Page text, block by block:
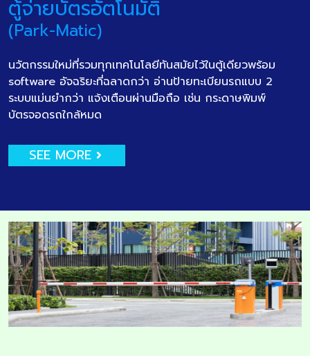
ตู้จ่ายบัตรอัตโนมัติ
(Park-Matic)
นวัตกรรมใหม่ที่รวมทุกเทคโนโลยีทันสมัยไว้ในตู้เดียวพร้อม
software อัจฉริยะที่ฉลาดกว่า อ่านป้ายทะเบียนรถแบบ 2
ระบบแม่นยำกว่า แจ้งเตือนผ่านมือถือ เช่น กระดาษพิมพ์
บัตรจอดรถใกล้หมด
SEE MORE